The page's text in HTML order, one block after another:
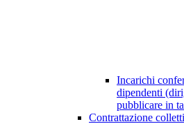
Incarichi
dipendenti
pubblicare in
Contrattazione